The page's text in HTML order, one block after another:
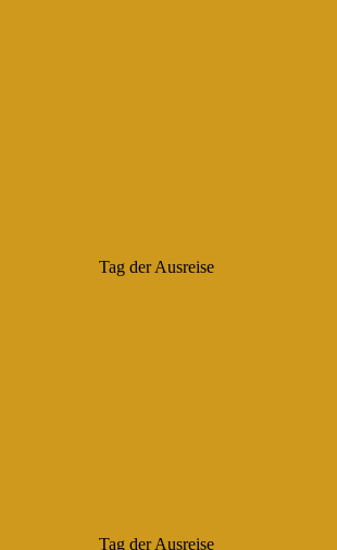
Tag der Ausreise
Tag der Ausreise